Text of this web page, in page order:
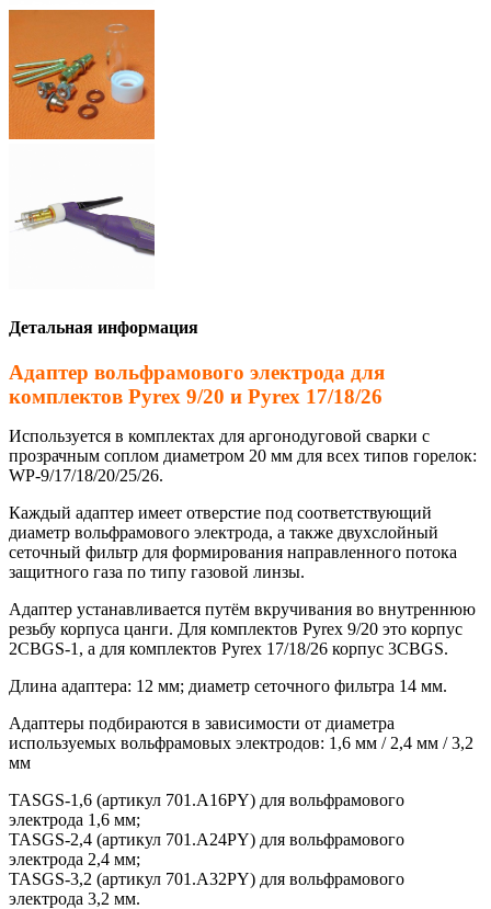
Детальная информация
Адаптер вольфрамового электрода для
комплектов Pyrex 9/20 и Pyrex 17/18/26
Используется в комплектах для аргонодуговой сварки с
прозрачным соплом диаметром 20 мм для всех типов горелок:
WP-9/17/18/20/25/26.
Каждый адаптер имеет отверстие под соответствующий
диаметр вольфрамового электрода, а также двухслойный
сеточный фильтр для формирования направленного потока
защитного газа по типу газовой линзы.
Адаптер устанавливается путём вкручивания во внутреннюю
резьбу корпуса цанги. Для комплектов Pyrex 9/20 это корпус
2CBGS-1, а для комплектов Pyrex 17/18/26 корпус 3CBGS.
Длина адаптера: 12 мм; диаметр сеточного фильтра 14 мм.
Адаптеры подбираются в зависимости от диаметра
используемых вольфрамовых электродов: 1,6 мм / 2,4 мм / 3,2
мм
TASGS-1,6 (артикул 701.A16PY) для вольфрамового
электрода 1,6 мм;
TASGS-2,4 (артикул 701.A24PY) для вольфрамового
электрода 2,4 мм;
TASGS-3,2 (артикул 701.A32PY) для вольфрамового
электрода 3,2 мм.